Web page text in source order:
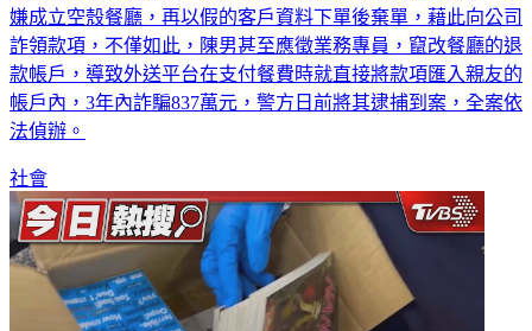
嫌成立空殼餐廳，再以假的客戶資料下單後棄單，藉此向公司
詐領款項，不僅如此，陳男甚至應徵業務專員，竄改餐廳的退
款帳戶，導致外送平台在支付餐費時就直接將款項匯入親友的
帳戶內，3年內詐騙837萬元，警方日前將其逮捕到案，全案依
法偵辦。
社會